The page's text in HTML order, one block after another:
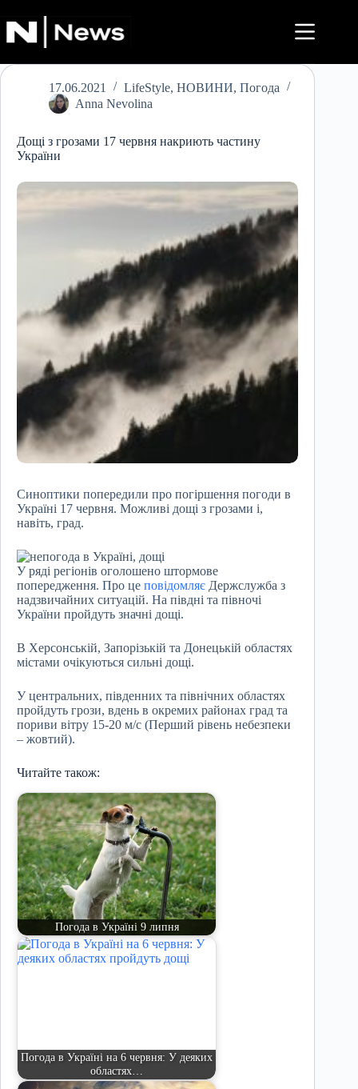
до
вмісту
17.06.2021 LifeStyle, НОВИНИ, Погода
Anna Nevolina
Дощі з грозами 17 червня накриють частину
України
Синоптики попередили про погіршення погоди в
Україні 17 червня. Можливі дощі з грозами і,
навіть, град.
У ряді регіонів оголошено штормове
попередження. Про це повідомляє Держслужба з
надзвичайних ситуацій. На півдні та півночі
України пройдуть значні дощі.
В Херсонській, Запорізькій та Донецькій областях
містами очікуються сильні дощі.
У центральних, південних та північних областях
пройдуть грози, вдень в окремих районах град та
пориви вітру 15-20 м/с (Перший рівень небезпеки
– жовтий).
Читайте також:
Погода в Україні 9 липня
Погода в Україні на 6 червня: У деяких
областях…